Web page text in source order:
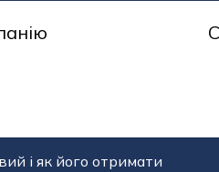
і як його отримати